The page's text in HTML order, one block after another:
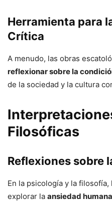
Herramienta para
Crítica
A menudo, las obras
reflexionar sobre la
de la sociedad y la cultura
Filosóficas
Reflexiones sobre
En la psicología y la
explorar la ansiedad